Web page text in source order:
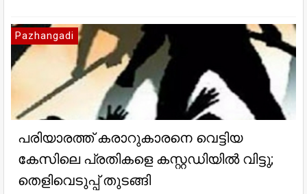
Pazhangadi
പരിയാരത്ത് കരാറുകാരനെ വെട്ടിയ
കേസിലെ പ്രതികളെ കസ്റ്റഡിയിൽ വിട്ടു;
തെളിവെടുപ്പ് തുടങ്ങി